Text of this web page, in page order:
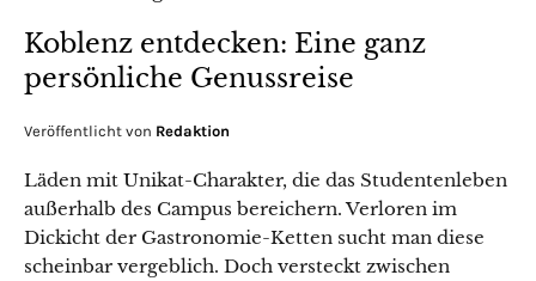
Koblenz entdecken: Eine ganz
persönliche Genussreise
Veröffentlicht von Redaktion
Läden mit Unikat-Charakter, die das Studentenleben
außerhalb des Campus bereichern. Verloren im
Dickicht der Gastronomie-Ketten sucht man diese
scheinbar vergeblich. Doch versteckt zwischen